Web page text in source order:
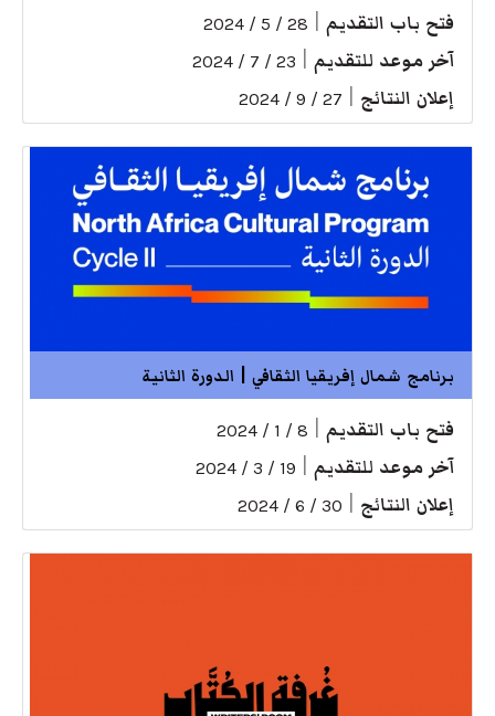
فتح باب التقديم 28 / 5 / 2024
آخر موعد للتقديم 23 / 7 / 2024
إعلان النتائج 27 / 9 / 2024
برنامج شمال إفريقيا الثقافي | الدورة الثانية
فتح باب التقديم 8 / 1 / 2024
آخر موعد للتقديم 19 / 3 / 2024
إعلان النتائج 30 / 6 / 2024